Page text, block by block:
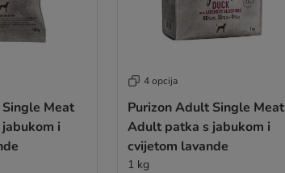
Meat
i
4 opcija
Purizon Adult Single Meat
Adult patka s jabukom i
cvijetom lavande
1 kg